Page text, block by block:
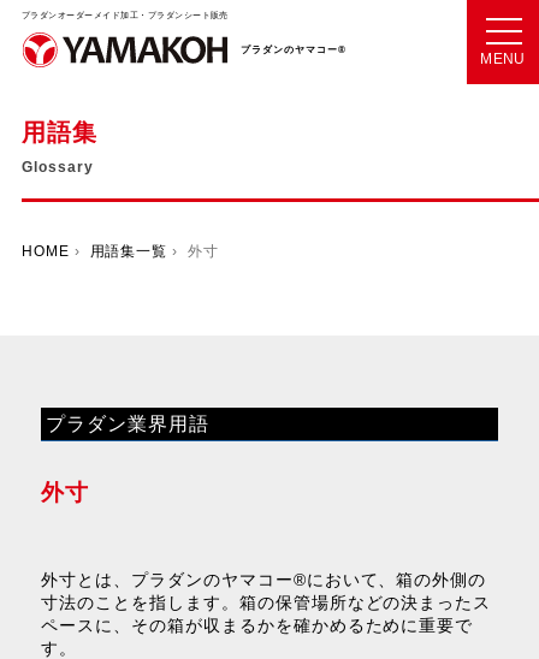
プラダンオーダーメイド加工・プラダンシート販売
プラダンのヤマコー®
MENU
用語集
Glossary
HOME › 用語集一覧 › 外寸
プラダン業界用語
外寸
外寸とは、プラダンのヤマコー®において、箱の外側の
寸法のことを指します。箱の保管場所などの決まったス
ペースに、その箱が収まるかを確かめるために重要で
す。